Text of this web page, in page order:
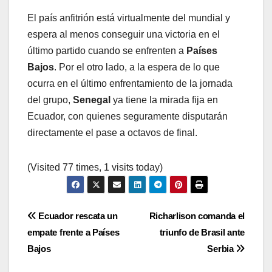
El país anfitrión está virtualmente del mundial y
espera al menos conseguir una victoria en el
último partido cuando se enfrenten a Países
Bajos. Por el otro lado, a la espera de lo que
ocurra en el último enfrentamiento de la jornada
del grupo, Senegal ya tiene la mirada fija en
Ecuador, con quienes seguramente disputarán
directamente el pase a octavos de final.
(Visited 77 times, 1 visits today)
Navegación
de
Richarlison comanda el
triunfo de Brasil ante
Serbia
Ecuador rescata un
empate frente a Países
Bajos